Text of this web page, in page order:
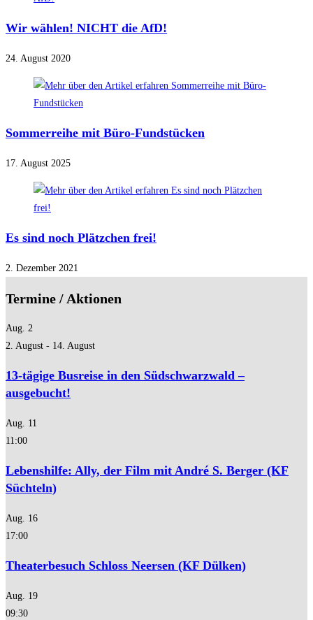
Wir wählen! NICHT die AfD!
24. August 2020
Sommerreihe mit Büro-Fundstücken
17. August 2025
Es sind noch Plätzchen frei!
2. Dezember 2021
Termine / Aktionen
Aug. 2
2. August - 14. August
13-tägige Busreise in den Südschwarzwald –
ausgebucht!
Aug. 11
11:00
Lebenshilfe: Ally, der Film mit André S. Berger (KF
Süchteln)
Aug. 16
17:00
Theaterbesuch Schloss Neersen (KF Dülken)
Aug. 19
09:30